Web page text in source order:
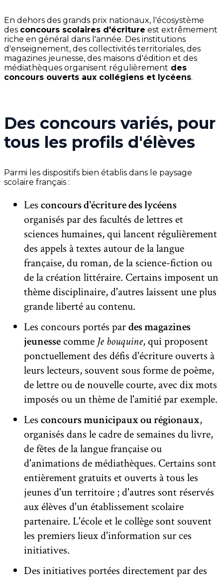
En dehors des grands prix nationaux, l'écosystème
des concours scolaires d'écriture est extrêmement
riche en général dans l'année. Des institutions
d'enseignement, des collectivités territoriales, des
magazines jeunesse, des maisons d'édition et des
médiathèques organisent régulièrement des
concours ouverts aux collégiens et lycéens.
Des concours variés, pour
tous les profils d'élèves
Parmi les dispositifs bien établis dans le paysage
scolaire français :
Les concours d'écriture des lycéens
organisés par des facultés de lettres et
sciences humaines, qui lancent régulièrement
des appels à textes autour de la langue
française, du roman, de la science-fiction ou
de la création littéraire. Certains imposent un
thème disciplinaire, d'autres laissent une plus
grande liberté au contenu.
Les concours portés pardes magazines
jeunessecomme Je bouquine, qui proposent
ponctuellement des défis d'écriture ouverts à
leurs lecteurs, souvent sous forme de poème,
de lettre ou de nouvelle courte, avec dix mots
imposés ou un thème de l'amitié par exemple.
Les concours municipaux ou régionaux,
organisés dans le cadre de semaines du livre,
de fêtes de la langue française ou
d'animations de médiathèques. Certains sont
entièrement gratuits et ouverts à tous les
jeunes d'un territoire ; d'autres sont réservés
aux élèves d'un établissement scolaire
partenaire. L'école et le collège sont souvent
les premiers lieux d'information sur ces
initiatives.
Des initiatives portées directement par des